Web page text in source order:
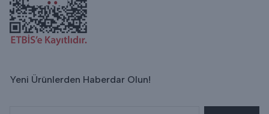
Yeni Ürünlerden Haberdar Olun!